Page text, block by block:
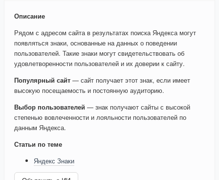
Описание
Рядом с адресом сайта в результатах поиска Яндекса могут
появляться знаки, основанные на данных о поведении
пользователей. Такие знаки могут свидетельствовать об
удовлетворенности пользователей и их доверии к сайту.
Популярный сайт — сайт получает этот знак, если имеет
высокую посещаемость и постоянную аудиторию.
Выбор пользователей — знак получают сайты с высокой
степенью вовлеченности и лояльности пользователей по
данным Яндекса.
Статьи по теме
Яндекс Знаки